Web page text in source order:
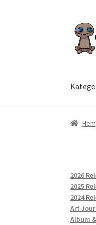
Hoppa
till
Hoppa
till
innehåll
Hem
2026
2025
2024
Art
Album